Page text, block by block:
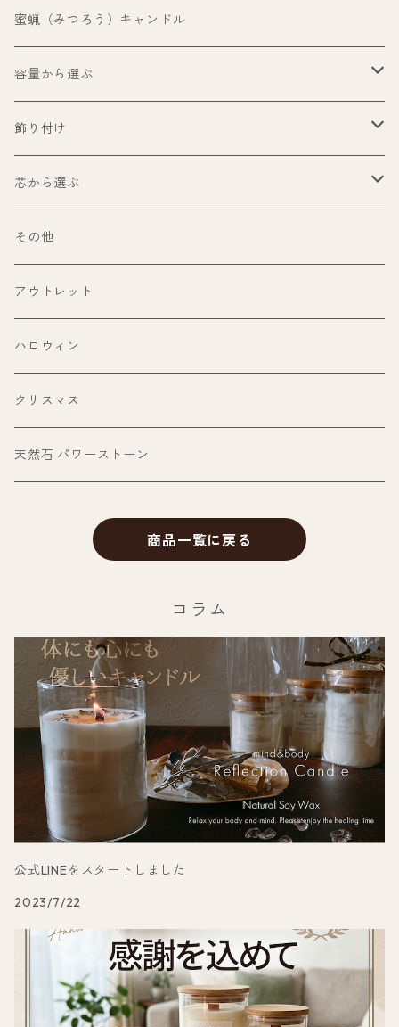
蜜蝋（みつろう）キャンドル
容量から選ぶ
99ml以下
100ml〜199ml
200ml〜299ml
300ml以上
飾り付け
パロサント
ホワイトセージ
パワーストーン
ヒマラヤ岩塩（ピンクソルト）
フラワー
芯から選ぶ
ウッドウィック（木芯）
糸芯
その他
その他
アウトレット
ハロウィン
クリスマス
天然石 パワーストーン
商品一覧に戻る
コラム
公式LINEをスタートしました
2023/7/22